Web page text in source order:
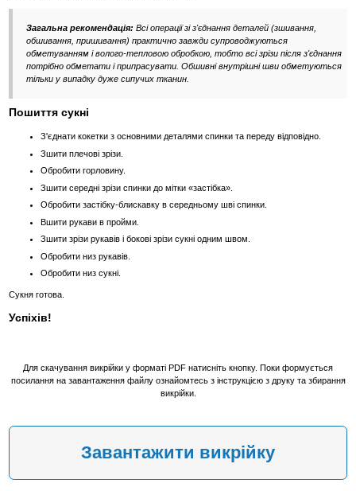
Загальна рекомендація: Всі операції зі з'єднання деталей (зшивання,
обшивання, пришивання) практично завжди супроводжуються
обметуванням і волого-тепловою обробкою, тобто всі зрізи після з'єднання
потрібно обметати і припрасувати. Обшивні внутрішні шви обметуються
тільки у випадку дуже сипучих тканин.
Пошиття сукні
З'єднати кокетки з основними деталями спинки та переду відповідно.
Зшити плечові зрізи.
Обробити горловину.
Зшити середні зрізи спинки до мітки «застібка».
Обробити застібку-блискавку в середньому шві спинки.
Вшити рукави в пройми.
Зшити зрізи рукавів і бокові зрізи сукні одним швом.
Обробити низ рукавів.
Обробити низ сукні.
Сукня готова.
Успіхів!
Для скачування викрійки у форматі PDF натисніть кнопку. Поки формується
посилання на завантаження файлу ознайомтесь з інструкцією з друку та збирання
викрійки.
Завантажити викрійку